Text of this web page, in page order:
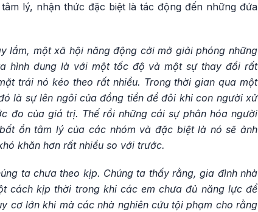
lý, nhận thức đặc biệt là tác động đến những đứa
lắm, một xã hội năng động cởi mở giải phóng những
hình dung là với một tốc độ và một sự thay đổi rất
trái nó kéo theo rất nhiều. Trong thời gian qua một
là sự lên ngôi của đồng tiền để đôi khi con người xử
đo của giá trị. Thế rồi những cái sự phân hóa người
ổn tâm lý của các nhóm và đặc biệt là nó sẽ ảnh
khăn hơn rất nhiều so với trước.
ta chưa theo kịp. Chúng ta thấy rằng, gia đình nhà
cách kịp thời trong khi các em chưa đủ năng lực để
cơ lớn khi mà các nhà nghiên cứu tội phạm cho rằng